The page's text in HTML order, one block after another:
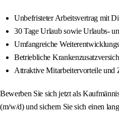
Unbefristeter Arbeitsvertrag mit
30 Tage Urlaub sowie Urlaubs-
Umfangreiche
Betriebliche
Attraktive Mitarbeitervorteile und
Bewerben Sie sich jetzt als
(m/w/d) und sichern Sie sich einen